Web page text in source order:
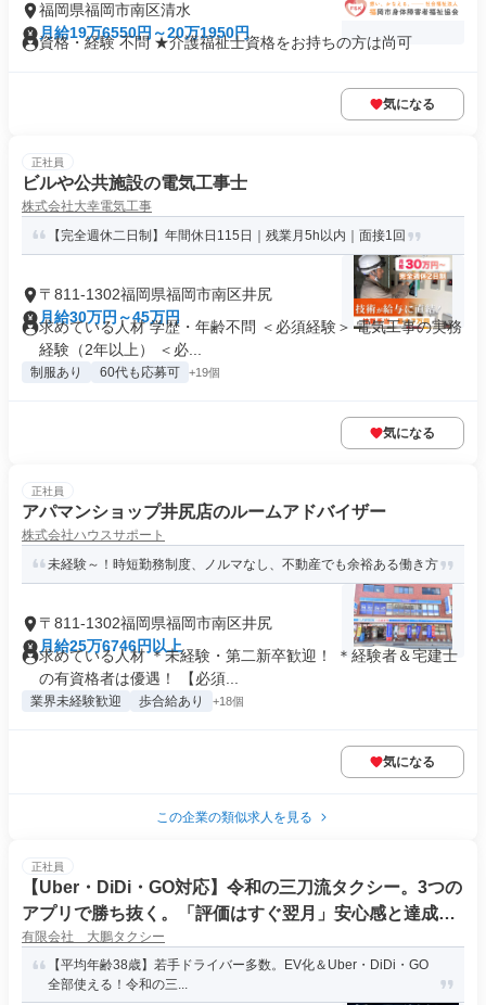
福岡県福岡市南区清水
月給19万6550円～20万1950円
資格・経験 不問 ★介護福祉士資格をお持ちの方は尚可
気になる
正社員
ビルや公共施設の電気工事士
株式会社大幸電気工事
【完全週休二日制】年間休日115日｜残業月5h以内｜面接1回
〒811-1302福岡県福岡市南区井尻
月給30万円～45万円
求めている人材 学歴・年齢不問 ＜必須経験＞ 電気工事の実務
経験（2年以上） ＜必...
制服あり 60代も応募可 +19個
気になる
正社員
アパマンショップ井尻店のルームアドバイザー
株式会社ハウスサポート
未経験～！時短勤務制度、ノルマなし、不動産でも余裕ある働き方
〒811-1302福岡県福岡市南区井尻
月給25万6746円以上
求めている人材 ＊未経験・第二新卒歓迎！ ＊経験者＆宅建士
の有資格者は優遇！ 【必須...
業界未経験歓迎 歩合給あり +18個
気になる
この企業の類似求人を見る
正社員
【Uber・DiDi・GO対応】令和の三刀流タクシー。3つの
アプリで勝ち抜く。「評価はすぐ翌月」安心感と達成
感。
有限会社 大鵬タクシー
【平均年齢38歳】若手ドライバー多数。EV化＆Uber・DiDi・GO
全部使える！令和の三...